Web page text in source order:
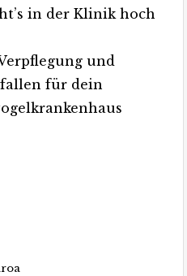
in der Klinik hoch
und
für dein